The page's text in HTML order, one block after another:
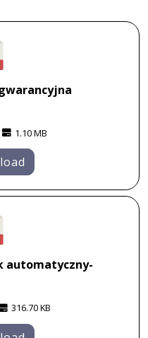
1.10 MB
automatyczny-
316.70 KB